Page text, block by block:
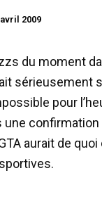
2009
du moment
sérieusement
pour
aurait de